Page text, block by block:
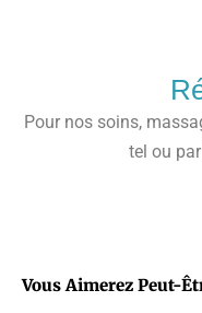
Vous Aimerez Peut-
Pour nos soins,
tel ou